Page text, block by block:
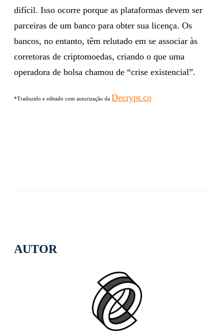
AUTOR
difícil. Isso ocorre porque as plataformas devem ser
parceiras de um banco para obter sua licença. Os
bancos, no entanto, têm relutado em se associar às
corretoras de criptomoedas, criando o que uma
operadora de bolsa chamou de “crise existencial”.
*Traduzido e editado com autorização da Decrypt.co